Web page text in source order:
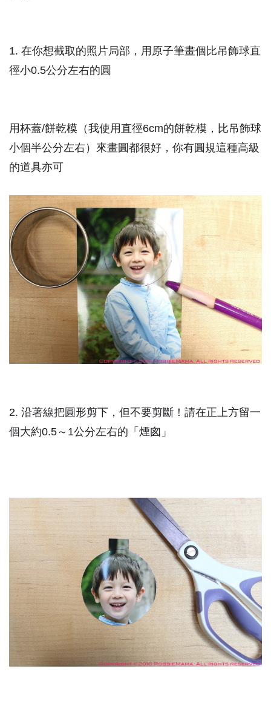
1. 在你想截取的照片局部，用原子筆畫個比吊飾球直
徑小0.5公分左右的圓
用杯蓋/餅乾模（我使用直徑6cm的餅乾模，比吊飾球
小個半公分左右）來畫圓都很好，你有圓規這種高級
的道具亦可
2. 沿著線把圓形剪下，但不要剪斷！請在正上方留一
個大約0.5～1公分左右的「煙囪」